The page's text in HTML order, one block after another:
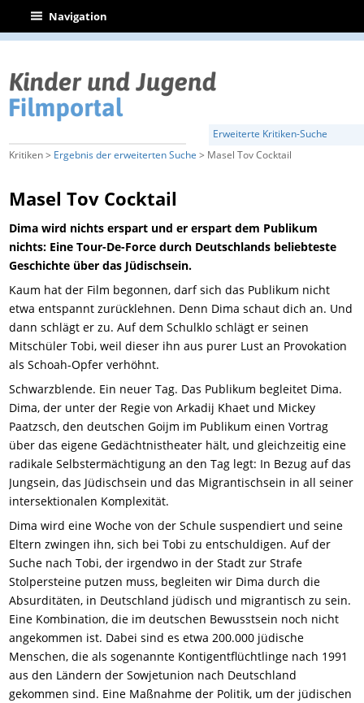
| Navigation
Erweiterte Kritiken-Suche
Kritiken > Ergebnis der erweiterten Suche > Masel Tov Cocktail
Masel Tov Cocktail
Dima wird nichts erspart und er erspart dem Publikum
nichts: Eine Tour-De-Force durch Deutschlands beliebteste
Geschichte über das Jüdischsein.
Kaum hat der Film begonnen, darf sich das Publikum nicht
etwa entspannt zurücklehnen. Denn Dima schaut dich an. Und
dann schlägt er zu. Auf dem Schulklo schlägt er seinen
Mitschüler Tobi, weil dieser ihn aus purer Lust an Provokation
als Schoah-Opfer verhöhnt.
Schwarzblende. Ein neuer Tag. Das Publikum begleitet Dima.
Dima, der unter der Regie von Arkadij Khaet und Mickey
Paatzsch, den deutschen Goijm im Publikum einen Vortrag
über das eigene Gedächtnistheater hält, und gleichzeitig eine
radikale Selbstermächtigung an den Tag legt: In Bezug auf das
Jungsein, das Jüdischsein und das Migrantischsein in all seiner
intersektionalen Komplexität.
Dima wird eine Woche von der Schule suspendiert und seine
Eltern zwingen ihn, sich bei Tobi zu entschuldigen. Auf der
Suche nach Tobi, der irgendwo in der Stadt zur Strafe
Stolpersteine putzen muss, begleiten wir Dima durch die
Absurditäten, in Deutschland jüdisch und migrantisch zu sein.
Eine Kombination, die im deutschen Bewusstsein noch nicht
angekommen ist. Dabei sind es etwa 200.000 jüdische
Menschen, die als sogenannte Kontigentflüchtlinge nach 1991
aus den Ländern der Sowjetunion nach Deutschland
gekommen sind. Eine Maßnahme der Politik, um der jüdischen